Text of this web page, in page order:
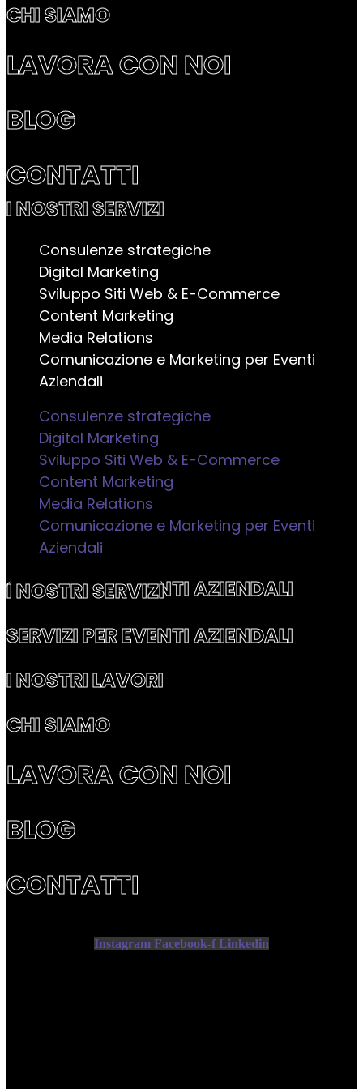
CHI SIAMO
LAVORA CON NOI
BLOG
CONTATTI
I NOSTRI SERVIZI
Consulenze strategiche
Digital Marketing
Sviluppo Siti Web & E-Commerce
Content Marketing
Media Relations
Comunicazione e Marketing per Eventi
Aziendali
Consulenze strategiche
Digital Marketing
Sviluppo Siti Web & E-Commerce
Content Marketing
Media Relations
Comunicazione e Marketing per Eventi
Aziendali
SERVIZI PER EVENTI AZIENDALI
I NOSTRI SERVIZI
SERVIZI PER EVENTI AZIENDALI
I NOSTRI LAVORI
CHI SIAMO
LAVORA CON NOI
BLOG
CONTATTI
Instagram Facebook-f Linkedin